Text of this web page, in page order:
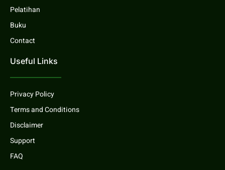
Pelatihan
Buku
Contact
Useful Links
Privacy Policy
Terms and Conditions
Disclaimer
Support
FAQ